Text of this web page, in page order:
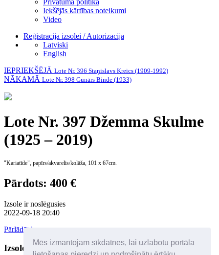
Mēs izmantojam sīkdatnes, lai uzlabotu portāla
Privātuma politika
Iekšējās kārtības noteikumi
Video
Reģistrācija izsolei / Autorizācija
Latviski
English
IEPRIEKŠĒJĀ Lote Nr. 396 Staņislavs Kreics (1909-1992)
NĀKAMĀ Lote Nr. 398 Gunārs Binde (1933)
Lote Nr. 397 Džemma Skulme
(1925 – 2019)
"Kariatīde", papīrs/akvarelis/kolāža, 101 x 67cm.
Pārdots: 400 €
Izsole ir noslēgusies
2022-09-18 20:40
Pārlādēt lapu
Izsoles dalībniekiPalīdzība